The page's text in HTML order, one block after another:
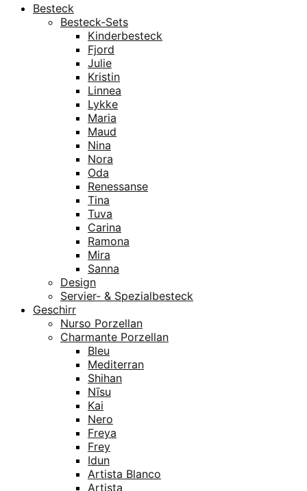
Besteck
Besteck-Sets
Kinderbesteck
Fjord
Julie
Kristin
Linnea
Lykke
Maria
Maud
Nina
Nora
Oda
Renessanse
Tina
Tuva
Carina
Ramona
Mira
Sanna
Design
Servier- & Spezialbesteck
Geschirr
Nurso Porzellan
Charmante Porzellan
Bleu
Mediterran
Shihan
Nīsu
Kai
Nero
Freya
Frey
Idun
Artista Blanco
Artista